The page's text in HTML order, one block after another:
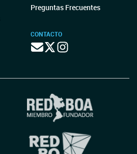
Preguntas Frecuentes
CONTACTO